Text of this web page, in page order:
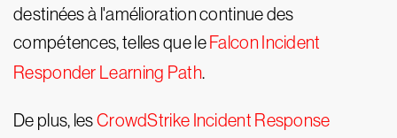
destinées à l'amélioration continue des
compétences, telles que le Falcon Incident
Responder Learning Path.
De plus, lesCrowdStrike Incident Response